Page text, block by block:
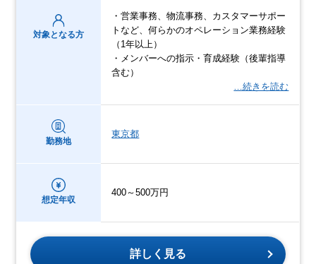
対象となる方
・営業事務、物流事務、カスタマーサポー
トなど、何らかのオペレーション業務経験
（1年以上）
・メンバーへの指示・育成経験（後輩指導
含む）
…続きを読む
勤務地
東京都
想定年収
400～500万円
詳しく見る